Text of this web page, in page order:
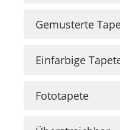
Marken & Designer
Guido Maria
Versace
Gemusterte
Einfarbige
Fototapete